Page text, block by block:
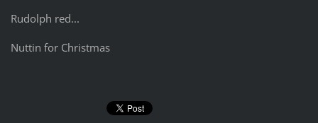
Rudolph red...
Nuttin for Christmas